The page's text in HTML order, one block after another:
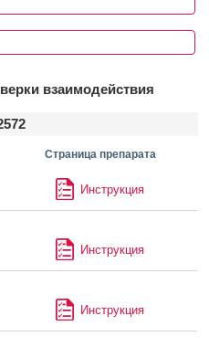
взаимодействия
Страница препарата
Инструкция
Инструкция
Инструкция